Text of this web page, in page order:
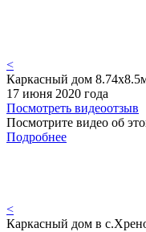
<
Каркасный дом
17 июня 2020 года
Посмотреть видеоотзыв
Посмотрите видео об
Подробнее
<
Каркасный дом в